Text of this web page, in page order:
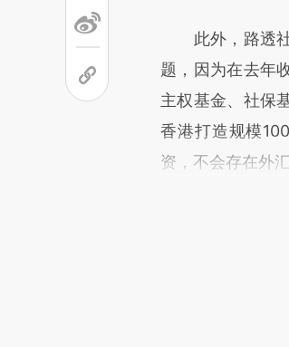
此外，路透社
题，因为在去年
主权基金、社保
香港打造规模
资，不会存在外